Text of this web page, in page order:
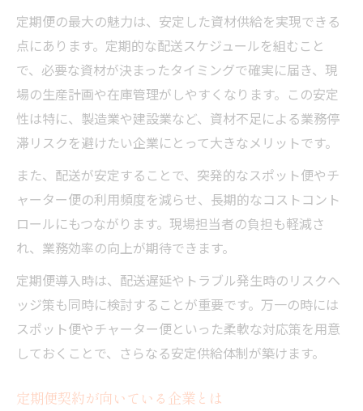
定期便の最大の魅力は、安定した資材供給を実現できる
点にあります。定期的な配送スケジュールを組むこと
で、必要な資材が決まったタイミングで確実に届き、現
場の生産計画や在庫管理がしやすくなります。この安定
性は特に、製造業や建設業など、資材不足による業務停
滞リスクを避けたい企業にとって大きなメリットです。
また、配送が安定することで、突発的なスポット便やチ
ャーター便の利用頻度を減らせ、長期的なコストコント
ロールにもつながります。現場担当者の負担も軽減さ
れ、業務効率の向上が期待できます。
定期便導入時は、配送遅延やトラブル発生時のリスクヘ
ッジ策も同時に検討することが重要です。万一の時には
スポット便やチャーター便といった柔軟な対応策を用意
しておくことで、さらなる安定供給体制が築けます。
定期便契約が向いている企業とは